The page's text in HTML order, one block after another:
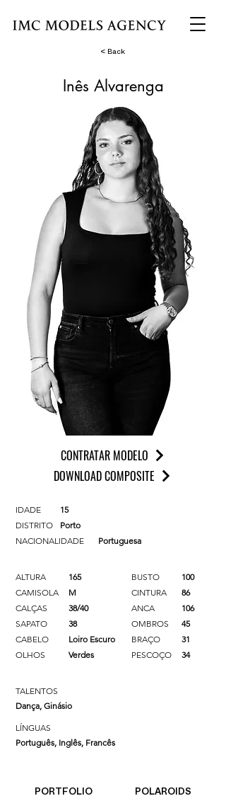
< Back
Inês Alvarenga
CONTRATAR MODELO
DOWNLOAD COMPOSITE
IDADE
15
DISTRITO
Porto
NACIONALIDADE
Portuguesa
ALTURA
165
CAMISOLA
M
CALÇAS
38/40
SAPATO
38
CABELO
Loiro Escuro
OLHOS
Verdes
BUSTO
100
CINTURA
86
ANCA
106
OMBROS
45
BRAÇO
31
PESCOÇO
34
TALENTOS
Dança, Ginásio
LÍNGUAS
Português, Inglês, Francês
PORTFOLIO POLAROIDS